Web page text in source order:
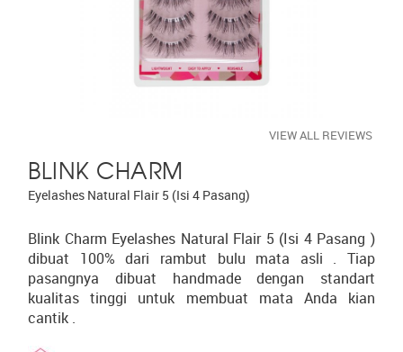
BLINK CHARM
Eyelashes Natural Flair 5 (Isi 4 Pasang)
Blink Charm Eyelashes Natural Flair 5 (Isi 4 Pasang )
dibuat 100% dari rambut bulu mata asli . Tiap
pasangnya dibuat handmade dengan standart
kualitas tinggi untuk membuat mata Anda kian
cantik .
VIEW ALL REVIEWS